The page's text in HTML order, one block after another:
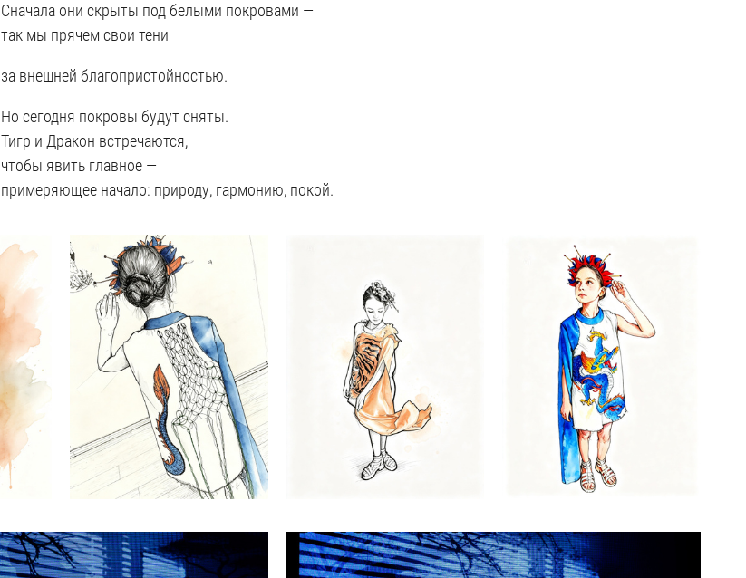
Сначала они скрыты под белыми покровами —
так мы прячем свои тени
за внешней благопристойностью.
Но сегодня покровы будут сняты.
Тигр и Дракон встречаются,
чтобы явить главное —
примеряющее начало: природу, гармонию, покой.